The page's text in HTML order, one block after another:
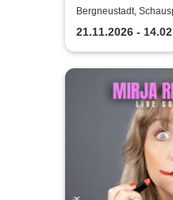
Bergneustadt
Bergneustadt,
21.11.2026 -